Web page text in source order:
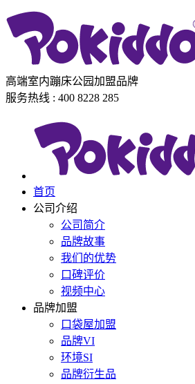
高端室内蹦床公园加盟品牌
服务热线 : 400 8228 285
首页
公司介绍
公司简介
品牌故事
我们的优势
口碑评价
视频中心
品牌加盟
口袋屋加盟
品牌VI
环境SI
品牌衍生品